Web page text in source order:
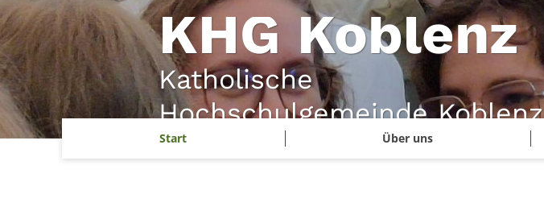
KHG Koblenz
Katholische
Hochschulgemeinde Koblenz
Start Über uns